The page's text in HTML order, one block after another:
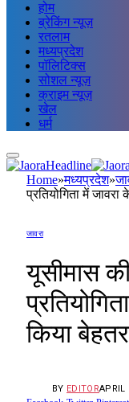
होम
ब्रेकिंग न्यूज़
रतलाम
मध्यप्रदेश
पॉलिटिक्स
सोशल न्यूज़
क्राइम न्यूज़
खेल
धर्म
Home»मध्यप्रदेश»
प्रतियोगिता में
जावरा
यूसीमास
किया
BY EDITORAPRIL